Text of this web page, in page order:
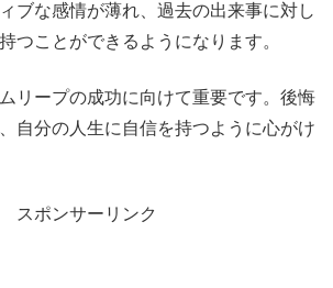
ブな感情が薄れ、過去の出来事に対し
つことができるようになります。
リープの成功に向けて重要です。後悔
自分の人生に自信を持つように心がけ
スポンサーリンク